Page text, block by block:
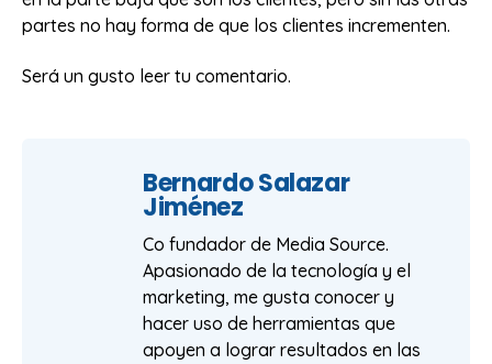
partes no hay forma de que los clientes incrementen.
Será un gusto leer tu comentario.
Bernardo Salazar
Jiménez
Co fundador de Media Source.
Apasionado de la tecnología y el
marketing, me gusta conocer y
hacer uso de herramientas que
apoyen a lograr resultados en las